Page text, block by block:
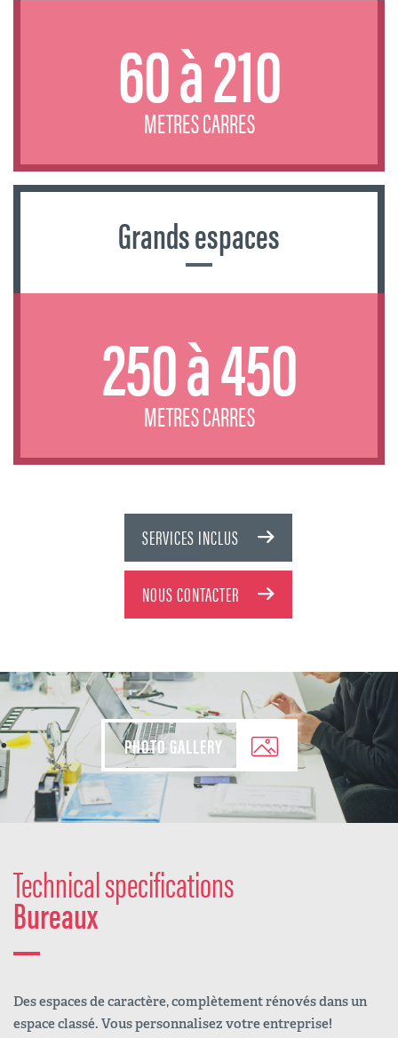
60 à 210
METRES CARRES
Grands espaces
250 à 450
METRES CARRES
SERVICES INCLUS
NOUS CONTACTER
PHOTO GALLERY
Technical specifications
Bureaux
Des espaces de caractère, complètement rénovés dans un
espace classé. Vous personnalisez votre entreprise!